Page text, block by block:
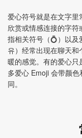
爱心符号就是在文字里
欣赏或情感连接的字
指相关符号（💍）以
유）经常出现在聊天
暖的感觉。有的爱心
多爱心 Emoji 会带颜
同。